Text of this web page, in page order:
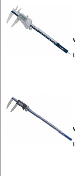
OSPRZĘT
Zestawy